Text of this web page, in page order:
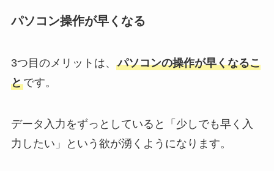
パソコン操作が早くなる
3つ目のメリットは、 パソコンの操作が早くなるこ
とです。
データ入力をずっとしていると「少しでも早く入
力したい」という欲が湧くようになります。